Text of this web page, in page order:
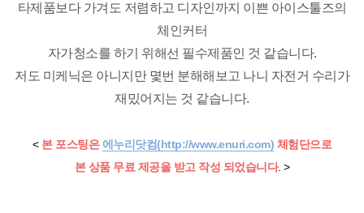
타제품보다 가겨도 저렴하고 디자인까지 이쁜 아이스툴즈의
체인커터
자가청소를 하기 위해선 필수제품인 것 같습니다.
저도 미케닉은 아니지만 몇번 분해해보고 나니 자전거 수리가
재밌어지는 것 같습니다.
< 본 포스팅은 에누리닷컴(http://www.enuri.com) 체험단으로
본 상품 무료 제공을 받고작성 되었습니다. >